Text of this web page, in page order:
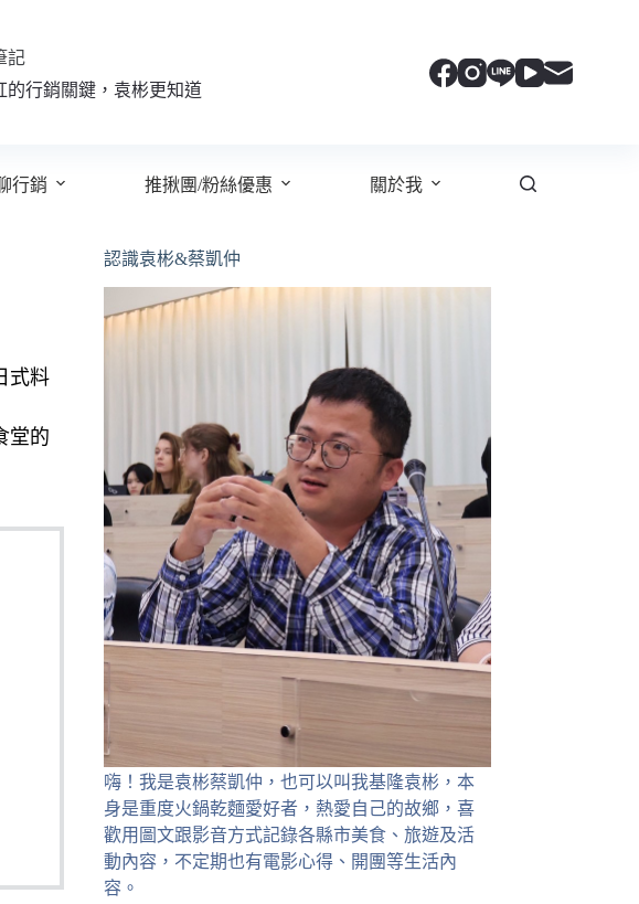
記
行銷關鍵，袁彬更知道
行銷 推揪團/粉絲優惠 關於我
式料
堂的
認識袁彬&蔡凱仲
嗨！我是袁彬蔡凱仲，也可以叫我基隆袁彬，本
身是重度火鍋乾麵愛好者，熱愛自己的故鄉，喜
歡用圖文跟影音方式記錄各縣市美食、旅遊及活
動內容，不定期也有電影心得、開團等生活內
容。